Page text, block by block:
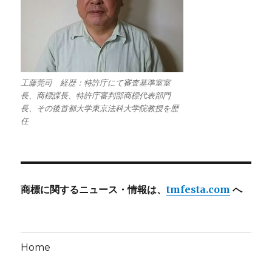
工藤莞司 経歴：特許庁にて審査基準室室
長、商標課長、特許庁審判部商標代表部門
長、その後首都大学東京法科大学院教授を歴
任
商標に関するニュース・情報は、tmfesta.com へ
Home